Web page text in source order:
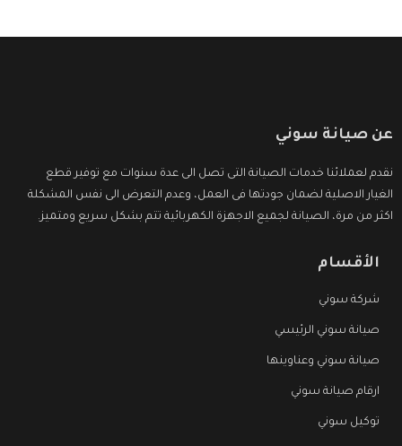
عن صيانة سوني
نقدم لعملائنا خدمات الصيانة التى تصل الى عدة سنوات مع توفير قطع
الغيار الاصلية لضمان جودتها فى العمل، وعدم التعرض الى نفس المشكلة
اكثر من مرة، الصيانة لجميع الاجهزة الكهربائية تتم بشكل سريع ومتميز.
الأقسام
شركة سوني
صيانة سوني الرئيسي
صيانة سوني وعناوينها
ارقام صيانة سوني
توكيل سوني